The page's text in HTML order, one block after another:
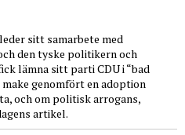
sitt samarbete med
den tyske politikern och
lämna sitt parti CDU i “bad
genomfört en adoption
och om politisk arrogans,
artikel.